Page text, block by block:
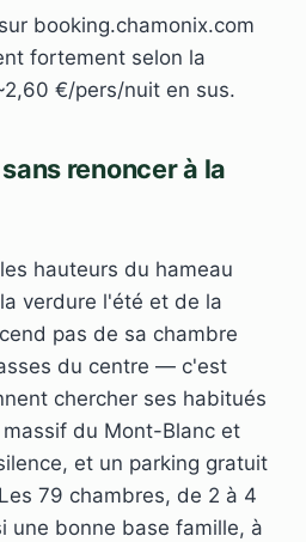
booking.chamonix.com
fortement selon la
€/pers/nuit en sus.
renoncer à la
hauteurs du hameau
verdure l'été et de la
pas de sa chambre
du centre — c'est
chercher ses habitués
du Mont-Blanc et
et un parking gratuit
79 chambres, de 2 à 4
une bonne base famille, à